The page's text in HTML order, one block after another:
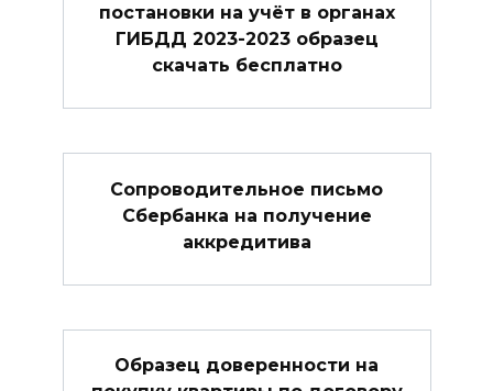
постановки на учёт в органах
ГИБДД 2023-2023 образец
скачать бесплатно
Сопроводительное письмо
Сбербанка на получение
аккредитива
Образец доверенности на